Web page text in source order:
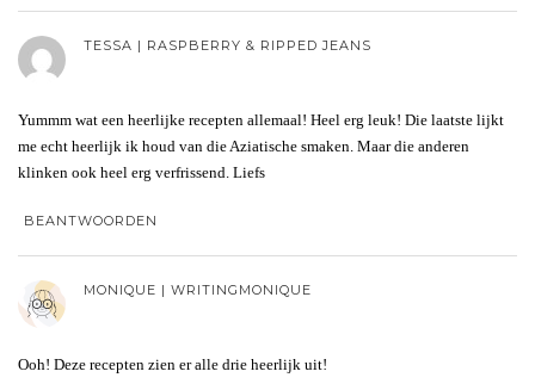
TESSA | RASPBERRY & RIPPED JEANS
Yummm wat een heerlijke recepten allemaal! Heel erg leuk! Die laatste lijkt
me echt heerlijk ik houd van die Aziatische smaken. Maar die anderen
klinken ook heel erg verfrissend. Liefs
BEANTWOORDEN
MONIQUE | WRITINGMONIQUE
Ooh! Deze recepten zien er alle drie heerlijk uit!